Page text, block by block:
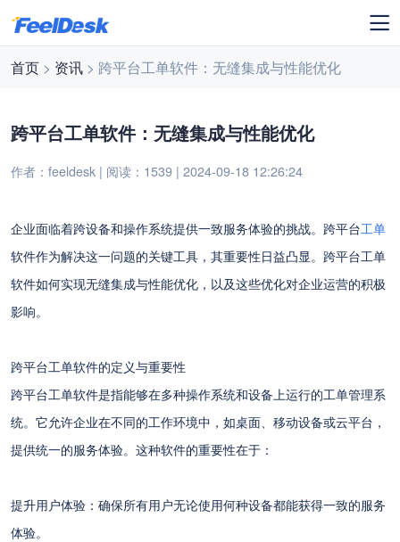
首页 > 资讯 > 跨平台工单软件：无缝集成与性能优化
跨平台工单软件：无缝集成与性能优化
作者：feeldesk | 阅读：1539 | 2024-09-18 12:26:24
企业面临着跨设备和操作系统提供一致服务体验的挑战。跨平台工单
软件作为解决这一问题的关键工具，其重要性日益凸显。跨平台工单
软件如何实现无缝集成与性能优化，以及这些优化对企业运营的积极
影响。
跨平台工单软件的定义与重要性
跨平台工单软件是指能够在多种操作系统和设备上运行的工单管理系
统。它允许企业在不同的工作环境中，如桌面、移动设备或云平台，
提供统一的服务体验。这种软件的重要性在于：
提升用户体验：确保所有用户无论使用何种设备都能获得一致的服务
体验。